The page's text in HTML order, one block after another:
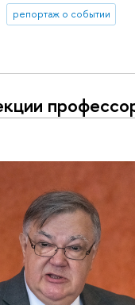
репортаж о событии